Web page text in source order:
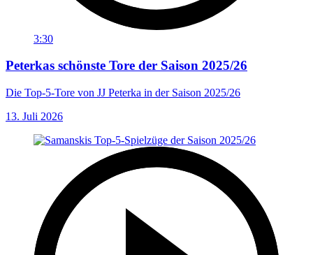
3:30
Peterkas schönste Tore der Saison 2025/26
Die Top-5-Tore von JJ Peterka in der Saison 2025/26
13. Juli 2026